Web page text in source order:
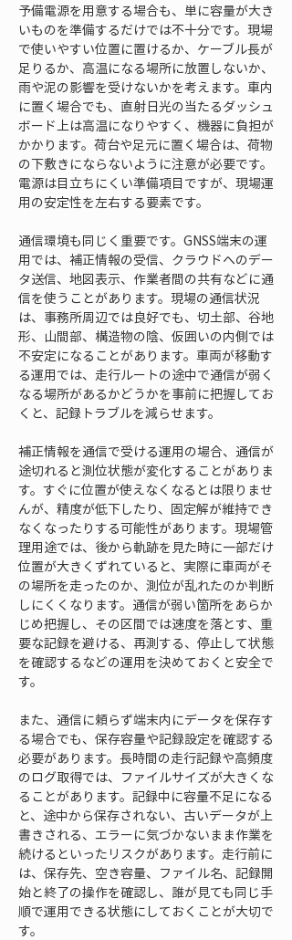
予備電源を用意する場合も、単に容量が大き
いものを準備するだけでは不十分です。現場
で使いやすい位置に置けるか、ケーブル長が
足りるか、高温になる場所に放置しないか、
雨や泥の影響を受けないかを考えます。車内
に置く場合でも、直射日光の当たるダッシュ
ボード上は高温になりやすく、機器に負担が
かかります。荷台や足元に置く場合は、荷物
の下敷きにならないように注意が必要です。
電源は目立ちにくい準備項目ですが、現場運
用の安定性を左右する要素です。
通信環境も同じく重要です。GNSS端末の運
用では、補正情報の受信、クラウドへのデー
タ送信、地図表示、作業者間の共有などに通
信を使うことがあります。現場の通信状況
は、事務所周辺では良好でも、切土部、谷地
形、山間部、構造物の陰、仮囲いの内側では
不安定になることがあります。車両が移動す
る運用では、走行ルートの途中で通信が弱く
なる場所があるかどうかを事前に把握してお
くと、記録トラブルを減らせます。
補正情報を通信で受ける運用の場合、通信が
途切れると測位状態が変化することがありま
す。すぐに位置が使えなくなるとは限りませ
んが、精度が低下したり、固定解が維持でき
なくなったりする可能性があります。現場管
理用途では、後から軌跡を見た時に一部だけ
位置が大きくずれていると、実際に車両がそ
の場所を走ったのか、測位が乱れたのか判断
しにくくなります。通信が弱い箇所をあらか
じめ把握し、その区間では速度を落とす、重
要な記録を避ける、再測する、停止して状態
を確認するなどの運用を決めておくと安全で
す。
また、通信に頼らず端末内にデータを保存す
る場合でも、保存容量や記録設定を確認する
必要があります。長時間の走行記録や高頻度
のログ取得では、ファイルサイズが大きくな
ることがあります。記録中に容量不足になる
と、途中から保存されない、古いデータが上
書きされる、エラーに気づかないまま作業を
続けるといったリスクがあります。走行前に
は、保存先、空き容量、ファイル名、記録開
始と終了の操作を確認し、誰が見ても同じ手
順で運用できる状態にしておくことが大切で
す。